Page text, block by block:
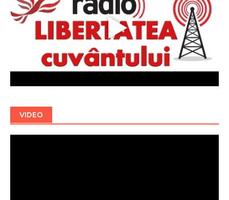
VIDEO